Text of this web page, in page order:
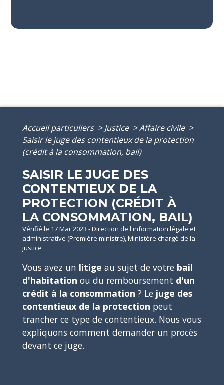
Accueil particuliers > Justice >Affaire civile >
Saisir le juge des contentieux de la protection
(crédit à la consommation, bail)
SAISIR LE JUGE DES
CONTENTIEUX DE LA
PROTECTION (CRÉDIT À
LA CONSOMMATION, BAIL)
Vérifié le 17 Mar 2023 - Direction de l'information légale et
administrative (Première ministre), Ministère chargé de la
justice
Vous avez un litige au sujet de votre bail
d'habitation ou du remboursement d'un
crédit à la consommation ? Le juge des
contentieux de la protection peut
trancher ce type de contentieux. Nous vous
expliquons comment demander un procès
devant ce juge.